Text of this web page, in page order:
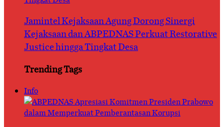
Jamintel Kejaksaan Agung Dorong Sinergi
Kejaksaan dan ABPEDNAS Perkuat Restorative
Justice hingga Tingkat Desa
Trending Tags
Info